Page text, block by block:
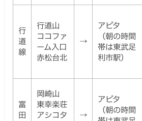
行
道
線
行道山
ココファ
ーム入口
赤松台北
→
アピタ
（朝の時間
帯は東武足
利市駅）
富
田
岡崎山
東幸楽荘
アシコタ
→
アピタ
（朝の時間